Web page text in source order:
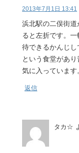
2013年7月1日 13:41
浜北駅の二俣街道
ると左折です。
待できるかんじ
という食堂があ
気に入っています
返信
タカ☆